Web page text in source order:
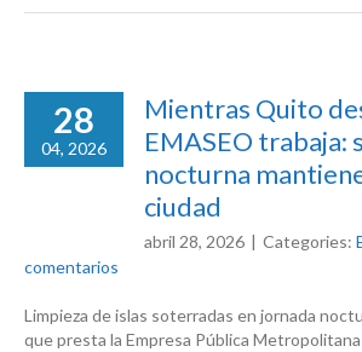
28
04, 2026
Mientras Quito
EMASEO trabaja:
nocturna
ciudad
abril 28, 2026 | Categories:
comentarios
Limpieza de islas soterradas en jornada
que presta la Empresa Pública